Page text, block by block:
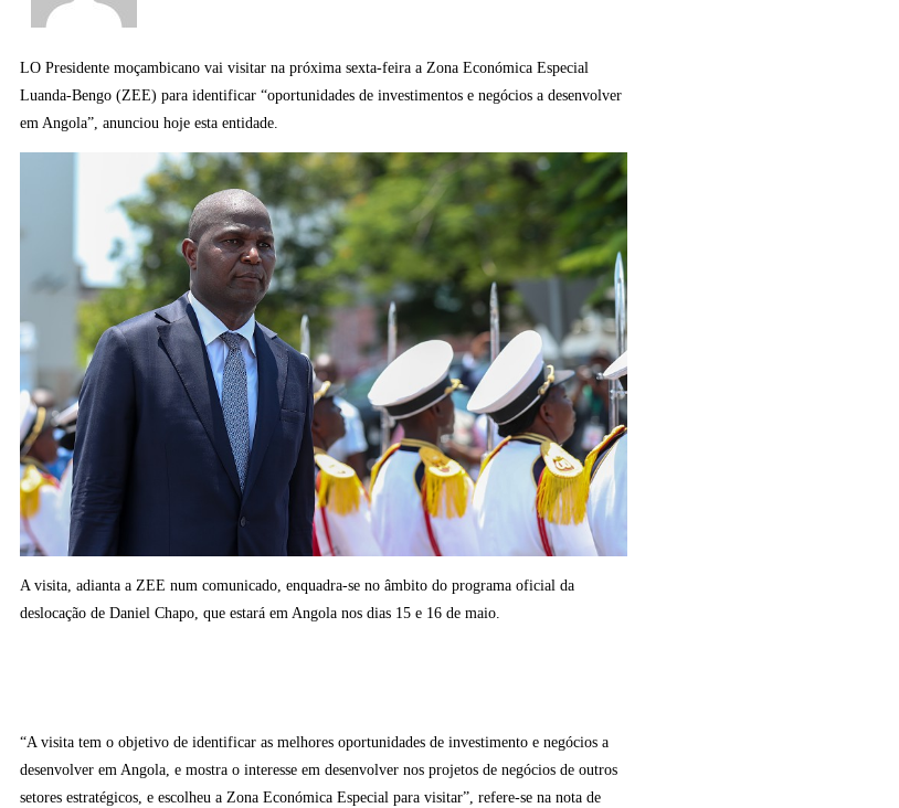
LO Presidente moçambicano vai visitar na próxima sexta-feira a Zona Económica Especial
Luanda-Bengo (ZEE) para identificar “oportunidades de investimentos e negócios a desenvolver
em Angola”, anunciou hoje esta entidade.
A visita, adianta a ZEE num comunicado, enquadra-se no âmbito do programa oficial da
deslocação de Daniel Chapo, que estará em Angola nos dias 15 e 16 de maio.
“A visita tem o objetivo de identificar as melhores oportunidades de investimento e negócios a
desenvolver em Angola, e mostra o interesse em desenvolver nos projetos de negócios de outros
setores estratégicos, e escolheu a Zona Económica Especial para visitar”, refere-se na nota de